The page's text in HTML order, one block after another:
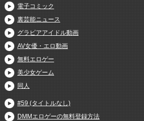
電子コミック
裏芸能ニュース
グラビアアイドル動画
AV女優・エロ動画
無料エロゲー
美少女ゲーム
同人
#59 (タイトルなし)
DMMエロゲーの無料登録方法